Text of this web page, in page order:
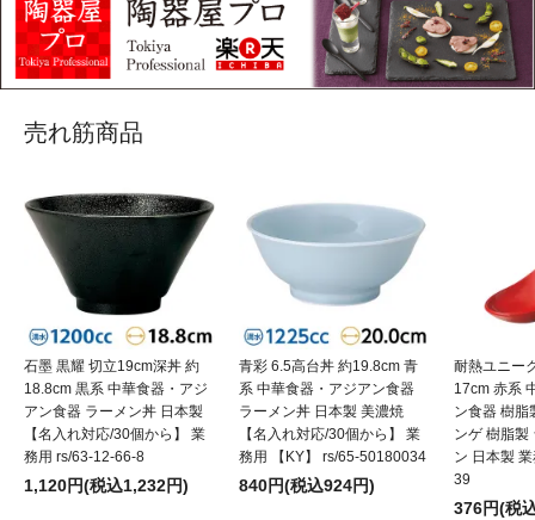
売れ筋商品
石墨 黒耀 切立19cm深丼 約
18.8cm 黒系 中華食器・アジ
アン食器 ラーメン丼 日本製
【名入れ対応/30個から】 業
務用 rs/63-12-66-8
1,120円(税込1,232円)
青彩 6.5高台丼 約19.8cm 青
系 中華食器・アジアン食器
ラーメン丼 日本製 美濃焼
【名入れ対応/30個から】 業
務用 【KY】 rs/65-50180034
840円(税込924円)
耐熱ユニー
17cm 赤系
ン食器 樹脂
ンゲ 樹脂製
ン 日本製
39
376円(税